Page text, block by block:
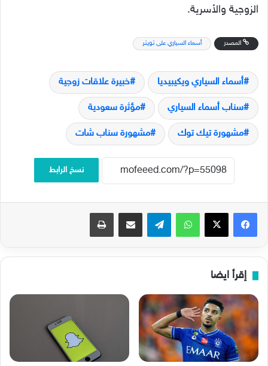
الزوجية والأسرية.
المصدر أسماء السياري على تويتر
أسماء السياري ويكيبيديا خبيرة علاقات زوجية
سناب أسماء السياري مؤثرة سعودية
مشهورة تيك توك مشهورة سناب شات
نسخ الرابط
فيسبوك‫X واتساب تيلقرام مشاركة عبر البريد طباعة
إقرأ ايضا